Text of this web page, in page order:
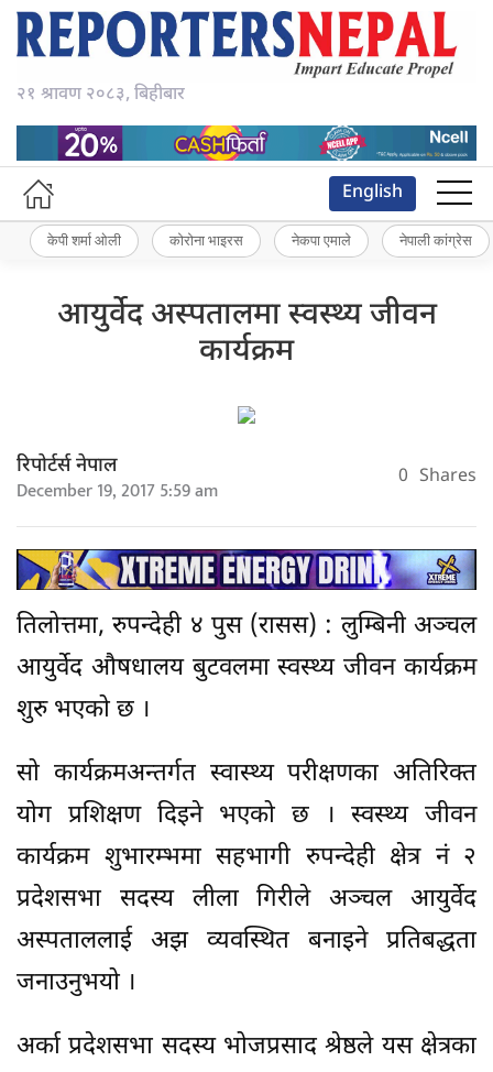
२१ श्रावण २०८३, बिहीबार
English
केपी शर्मा ओली कोरोना भाइरस नेकपा एमाले नेपाली कांग्रेस
आयुर्वेद अस्पतालमा स्वस्थ्य जीवन
कार्यक्रम
रिपोर्टर्स नेपाल
December 19, 2017 5:59 am 0 Shares
तिलोत्तमा, रुपन्देही ४ पुस (रासस) : लुम्बिनी अञ्चल
आयुर्वेद औषधालय बुटवलमा स्वस्थ्य जीवन कार्यक्रम
शुरु भएको छ ।
सो कार्यक्रमअन्तर्गत स्वास्थ्य परीक्षणका अतिरिक्त
योग प्रशिक्षण दिइने भएको छ । स्वस्थ्य जीवन
कार्यक्रम शुभारम्भमा सहभागी रुपन्देही क्षेत्र नं २
प्रदेशसभा सदस्य लीला गिरीले अञ्चल आयुर्वेद
अस्पताललाई अझ व्यवस्थित बनाइने प्रतिबद्धता
जनाउनुभयो ।
अर्का प्रदेशसभा सदस्य भोजप्रसाद श्रेष्ठले यस क्षेत्रका